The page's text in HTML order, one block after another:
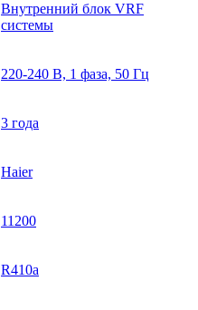
Внутренний блок VRF
системы
220-240 В, 1 фаза, 50 Гц
3 года
Haier
11200
R410a